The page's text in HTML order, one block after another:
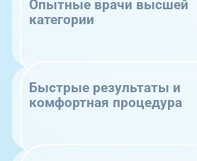
Опытные врачи высшей
категории
Быстрые результаты и
комфортная процедура